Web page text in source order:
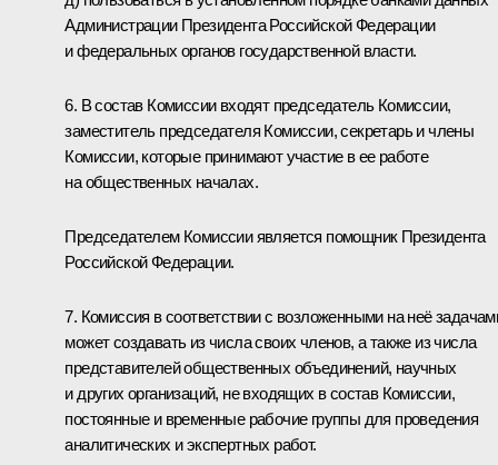
Администрации Президента Российской Федерации
и федеральных органов государственной власти.
6. В состав Комиссии входят председатель Комиссии,
заместитель председателя Комиссии, секретарь и члены
Комиссии, которые принимают участие в ее работе
на общественных началах.
Председателем Комиссии является помощник Президента
Российской Федерации.
7. Комиссия в соответствии с возложенными на неё
может создавать из числа своих членов, а также из числа
представителей общественных объединений, научных
и других организаций, не входящих в состав Комиссии,
постоянные и временные рабочие группы для проведения
аналитических и экспертных работ.